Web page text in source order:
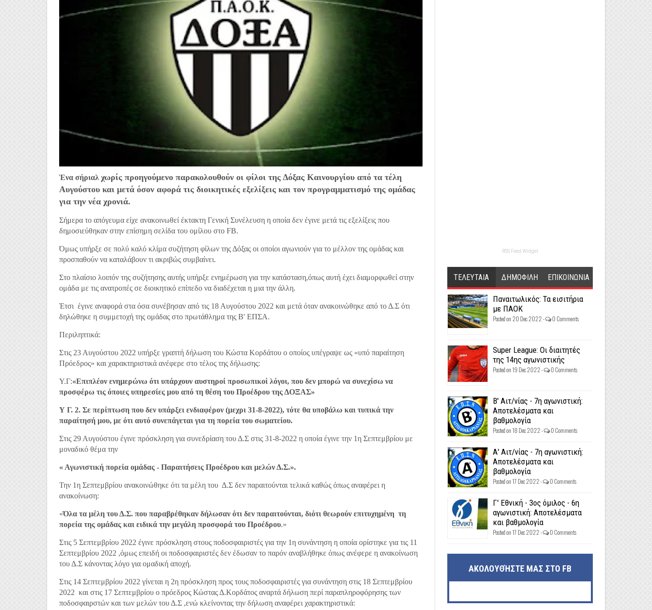
Ένα σήριαλ χωρίς προηγούμενο παρακολουθούν οι φίλοι της Δόξας Καινουργίου από τα τέλη
Αυγούστου και μετά όσον αφορά τις διοικητικές εξελίξεις και τον προγραμματισμό της ομάδας
για την νέα χρονιά.
Σήμερα το απόγευμα είχε ανακοινωθεί έκτακτη Γενική Συνέλευση η οποία δεν έγινε μετά τις εξελίξεις που
δημοσιεύθηκαν στην επίσημη σελίδα του ομίλου στο FB.
Όμως υπήρξε σε πολύ καλό κλίμα συζήτηση φίλων της Δόξας οι οποίοι αγωνιούν για το μέλλον της ομάδας και
προσπαθούν να καταλάβουν τι ακριβώς συμβαίνει.
Στο πλαίσιο λοιπόν της συζήτησης αυτής υπήρξε ενημέρωση για την κατάσταση,όπως αυτή έχει διαμορφωθεί στην
ομάδα με τις ανατροπές σε διοικητικό επίπεδο να διαδέχεται η μια την άλλη.
Έτσι έγινε αναφορά στα όσα συνέβησαν από τις 18 Αυγούστου 2022 και μετά όταν ανακοινώθηκε από το Δ.Σ ότι
δηλώθηκε η συμμετοχή της ομάδας στο πρωτάθλημα της Β' ΕΠΣΑ.
Περιληπτικά:
Στις 23 Αυγούστου 2022 υπήρξε γραπτή δήλωση του Κώστα Κορδάτου ο οποίος υπέγραψε ως «υπό παραίτηση
Πρόεδρος» και χαρακτηριστικά ανέφερε στο τέλος της δήλωσης:
Υ.Γ:«Επιπλέον ενημερώνω ότι υπάρχουν αυστηροί προσωπικοί λόγοι, που δεν μπορώ να συνεχίσω να
προσφέρω τις όποιες υπηρεσίες μου από τη θέση του Προέδρου της ΔΟΞΑΣ»
Υ Γ. 2. Σε περίπτωση που δεν υπάρξει ενδιαφέρον (μεχρι 31-8-2022), τότε θα υποβάλω και τυπικά την
παραίτησή μου, με ότι αυτό συνεπάγεται για τη πορεία του σωματείου.
Στις 29 Αυγούστου έγινε πρόσκληση για συνεδρίαση του Δ.Σ στις 31-8-2022 η οποία έγινε την 1η Σεπτεμβρίου με
μοναδικό θέμα την
« Αγωνιστική πορεία ομάδας - Παραιτήσεις Προέδρου και μελών Δ.Σ.».
Την 1η Σεπτεμβρίου ανακοινώθηκε ότι τα μέλη του Δ.Σ δεν παραιτούνται τελικά καθώς όπως αναφέρει η
ανακοίνωση:
«Όλα τα μέλη του Δ.Σ. που παραβρέθηκαν δήλωσαν ότι δεν παραιτούνται, διότι θεωρούν επιτυχημένη τη
πορεία της ομάδας και ειδικά την μεγάλη προσφορά του Προέδρου.»
Στις 5 Σεπτεμβρίου 2022 έγινε πρόσκληση στους ποδοσφαιριστές για την 1η συνάντηση η οποία ορίστηκε για τις 11
Σεπτεμβρίου 2022 ,όμως επειδή οι ποδοσφαιριστές δεν έδωσαν το παρόν αναβλήθηκε όπως ανέφερε η ανακοίνωση
του Δ.Σ κάνοντας λόγο για ομαδική αποχή.
Στις 14 Σεπτεμβρίου 2022 γίνεται η 2η πρόσκληση προς τους ποδοσφαιριστές για συνάντηση στις 18 Σεπτεμβρίου
2022 και στις 17 Σεπτεμβρίου ο πρόεδρος Κώστας Δ.Κορδάτος αναρτά δήλωση περί παραπληροφόρησης των
ποδοσφαιρστών και των μελών του Δ.Σ ,ενώ κλείνοντας την δήλωση αναφέρει χαρακτηριστικά:
RSS Feed Widget
ΤΕΛΕΥΤΑΙΑ ΔΗΜΟΦΙΛΗ ΕΠΙΚΟΙΝΩΝΙΑ
Παναιτωλικός: Τα εισιτήρια
με ΠΑΟΚ
Posted on 20 Dec 2022 - 0 Comments
Super League: Οι διαιτητές
της 14ης αγωνιστικής
Posted on 19 Dec 2022 - 0 Comments
Β' Αιτ/νίας - 7η αγωνιστική:
Αποτελέσματα και
βαθμολογία
Posted on 18 Dec 2022 - 0 Comments
Α' Αιτ/νίας - 7η αγωνιστική:
Αποτελέσματα και
βαθμολογία
Posted on 17 Dec 2022 - 0 Comments
Γ' Εθνική - 3ος όμιλος - 6η
αγωνιστική: Αποτελέσματα
και βαθμολογία
Posted on 17 Dec 2022 - 0 Comments
ΑΚΟΛΟΥΘΉΣΤΕ ΜΑΣ ΣΤΟ FB